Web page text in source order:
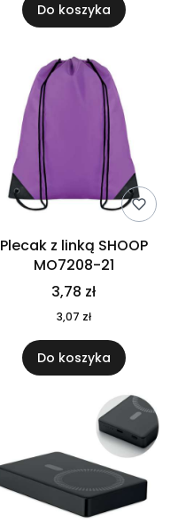
Do koszyka
Plecak z linką SHOOP
MO7208-21
3,78 zł
3,07 zł
Do koszyka